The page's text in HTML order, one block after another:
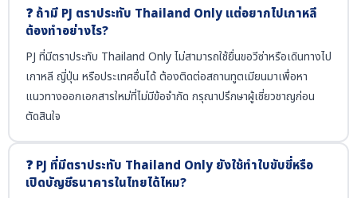
❓ ถ้ามี PJ ตราประทับ Thailand Only แต่อยากไปเกาหลี
ต้องทำอย่างไร?
PJ ที่มีตราประทับ Thailand Only ไม่สามารถใช้ยื่นขอวีซ่าหรือเดินทางไป
เกาหลี ญี่ปุ่น หรือประเทศอื่นได้ ต้องติดต่อสถานทูตเมียนมาเพื่อหา
แนวทางออกเอกสารใหม่ที่ไม่มีข้อจำกัด กรุณาปรึกษาผู้เชี่ยวชาญก่อน
ตัดสินใจ
❓ PJ ที่มีตราประทับ Thailand Only ยังใช้ทำใบขับขี่หรือ
เปิดบัญชีธนาคารในไทยได้ไหม?